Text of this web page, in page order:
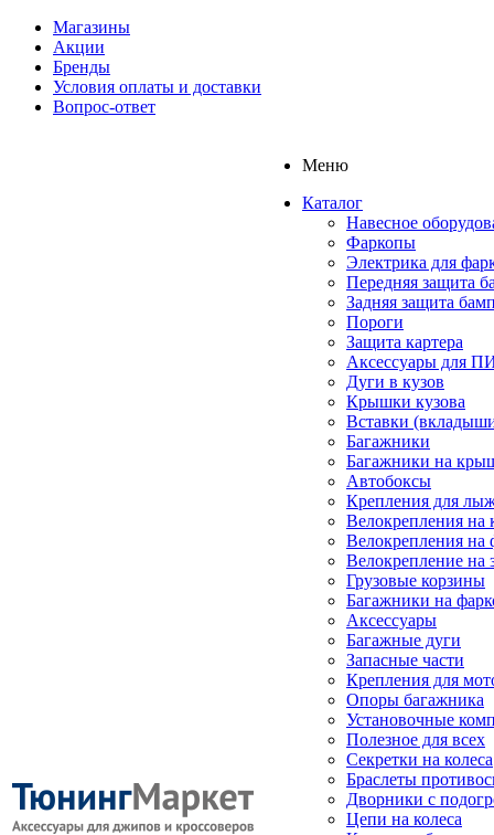
Магазины
Акции
Бренды
Условия оплаты и доставки
Вопрос-ответ
Меню
Каталог
Навесное
Фаркопы
Электрика для
Передняя защита
Задняя защита
Пороги
Защита картера
Аксессуары для
Дуги в кузов
Крышки кузова
Вставки
Багажники
Багажники на
Автобоксы
Крепления для
Велокрепления
Велокрепления на
Велокрепление на
Грузовые корзины
Багажники на
Аксессуары
Багажные дуги
Запасные части
Крепления для
Опоры багажника
Установочные
Полезное для всех
Секретки на колеса
Браслеты
Дворники с
Цепи на колеса